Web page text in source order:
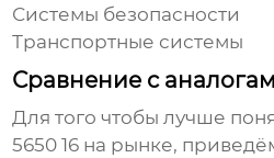
Системы безопасности
Транспортные системы
Сравнение с
Для того чтобы лучше
5650 16 на рынке,